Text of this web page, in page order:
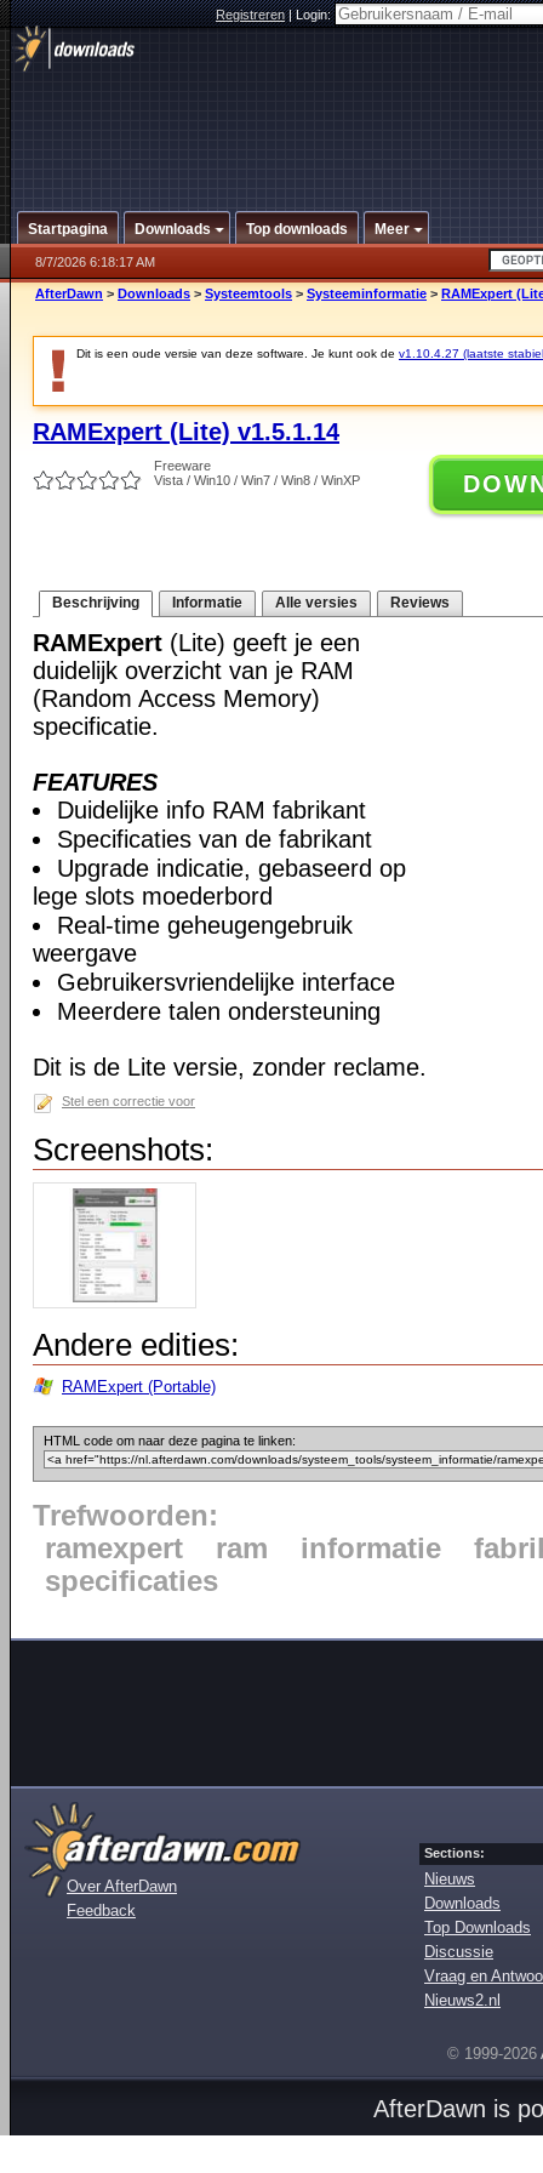
Registreren|Login:
Startpagina Downloads Top downloads Meer
8/7/2026 6:18:17 AM
AfterDawn > Downloads > Systeemtools > Systeeminformatie > RAMExpert
Dit is een oude versie van deze software. Je kunt ook de v1.10.4.27 (laatste
RAMExpert (Lite) v1.5.1.14
Freeware
Vista / Win10 / Win7 / Win8 / WinXP
Beschrijving Informatie Alle versies Reviews
RAMExpert (Lite) geeft je een
duidelijk overzicht van je RAM
(Random Access Memory)
specificatie.
FEATURES
Duidelijke info RAM fabrikant
Specificaties van de fabrikant
Upgrade indicatie, gebaseerd op
lege slots moederbord
Real-time geheugengebruik
weergave
Gebruikersvriendelijke interface
Meerdere talen ondersteuning
Dit is de Lite versie, zonder reclame.
Stel een correctie voor
Screenshots:
Andere edities:
RAMExpert (Portable)
HTML code om naar deze pagina te linken:
Trefwoorden:
ramexpert
ram informatie
specificaties
Over AfterDawn
Feedback
Sections:
Nieuws
Downloads
Top Downloads
Discussie
Vraag en
Nieuws2.nl
© 1999-2026
AfterDawn is